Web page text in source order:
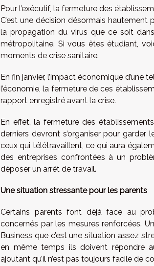
Pour l’exécutif, la fermeture des
C’est une décision désormais
la propagation du virus que ce soit
métropolitaine. Si vous êtes étudiant,
moments de crise sanitaire.
En fin janvier, l’impact économique d’une
l’économie, la fermeture de ces
rapport enregistré avant la crise.
En effet, la fermeture des
derniers devront s’organiser pour
ceux qui télétravaillent, ce qui aura
des entreprises confrontées à un
déposer un arrêt de travail.
Une situation stressante pour les parents
Certains parents font déjà face au
concernés par les mesures renforcées.
Business que c’est une situation assez
en même temps ils doivent répondre
ajoutant qu’il n’est pas toujours facile de